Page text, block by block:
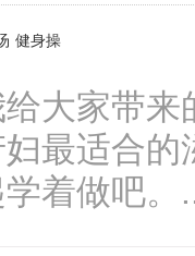
健身操
大家带
最适合
着做吧。